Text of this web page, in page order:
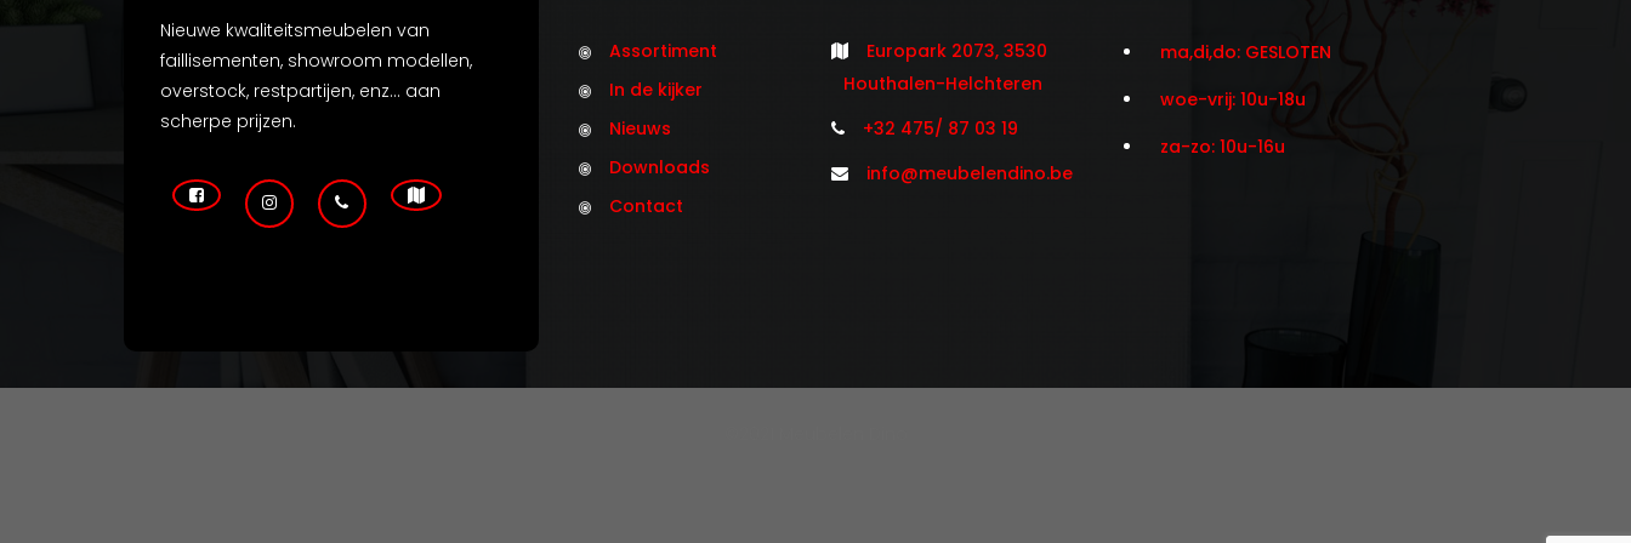
Nieuwe kwaliteitsmeubelen van
faillisementen, showroom modellen,
overstock, restpartijen, enz... aan
scherpe prijzen.
Assortiment
In de kijker
Nieuws
Downloads
Contact
Europark 2073, 3530
Houthalen-Helchteren
+32 475/ 87 03 19
info@meubelendino.be
ma,di,do: GESLOTEN
woe-vrij: 10u-18u
za-zo: 10u-16u